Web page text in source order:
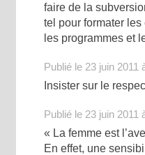
faire de la
tel pour formater
les programmes et
Publié le 23 juin 2011
Insister sur le
Publié le 23 juin 2011
« La femme est
En effet, une